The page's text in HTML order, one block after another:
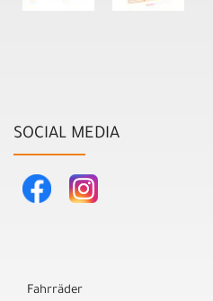
SOCIAL MEDIA
Fahrräder